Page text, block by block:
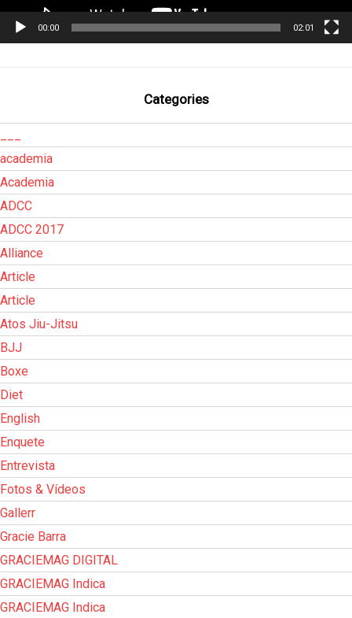
00:00 02:01
Categories
academia
Academia
ADCC
ADCC 2017
Alliance
Article
Article
Atos Jiu-Jitsu
BJJ
Boxe
Diet
English
Enquete
Entrevista
Fotos & Vídeos
Gallerr
Gracie Barra
GRACIEMAG DIGITAL
GRACIEMAG Indica
GRACIEMAG Indica